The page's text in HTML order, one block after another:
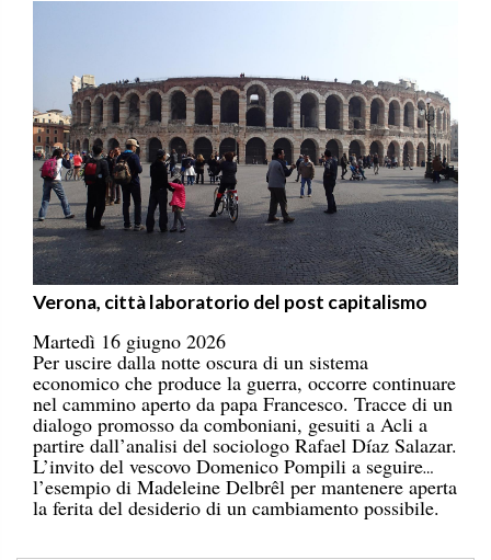
Verona, città laboratorio del post capitalismo
Martedì 16 giugno 2026
Per uscire dalla notte oscura di un sistema
economico che produce la guerra, occorre continuare
nel cammino aperto da papa Francesco. Tracce di un
dialogo promosso da comboniani, gesuiti a Acli a
partire dall’analisi del sociologo Rafael Díaz Salazar.
L’invito del vescovo Domenico Pompili a seguire
l’esempio di Madeleine Delbrêl per mantenere aperta
la ferita del desiderio di un cambiamento possibile.